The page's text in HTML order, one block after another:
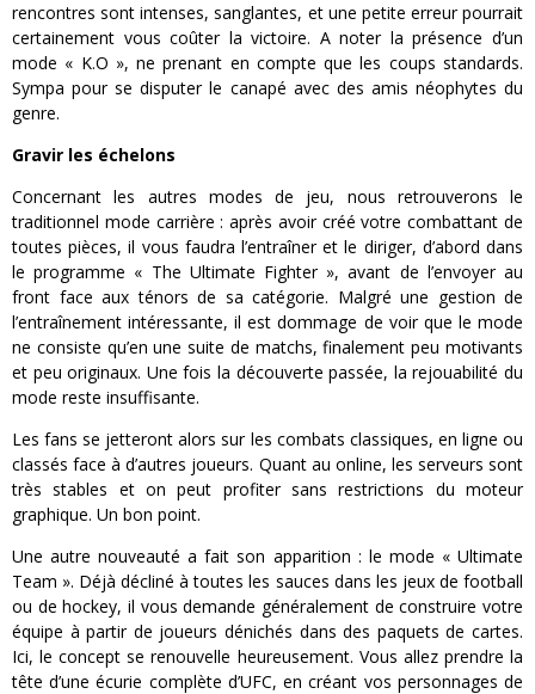
rencontres sont intenses, sanglantes, et une petite erreur pourrait
certainement vous coûter la victoire. A noter la présence d’un
mode « K.O », ne prenant en compte que les coups standards.
Sympa pour se disputer le canapé avec des amis néophytes du
genre.
Gravir les échelons
Concernant les autres modes de jeu, nous retrouverons le
traditionnel mode carrière : après avoir créé votre combattant de
toutes pièces, il vous faudra l’entraîner et le diriger, d’abord dans
le programme « The Ultimate Fighter », avant de l’envoyer au
front face aux ténors de sa catégorie. Malgré une gestion de
l’entraînement intéressante, il est dommage de voir que le mode
ne consiste qu’en une suite de matchs, finalement peu motivants
et peu originaux. Une fois la découverte passée, la rejouabilité du
mode reste insuffisante.
Les fans se jetteront alors sur les combats classiques, en ligne ou
classés face à d’autres joueurs. Quant au online, les serveurs sont
très stables et on peut profiter sans restrictions du moteur
graphique. Un bon point.
Une autre nouveauté a fait son apparition : le mode « Ultimate
Team ». Déjà décliné à toutes les sauces dans les jeux de football
ou de hockey, il vous demande généralement de construire votre
équipe à partir de joueurs dénichés dans des paquets de cartes.
Ici, le concept se renouvelle heureusement. Vous allez prendre la
tête d’une écurie complète d’UFC, en créant vos personnages de